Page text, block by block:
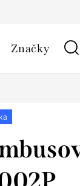
Značky